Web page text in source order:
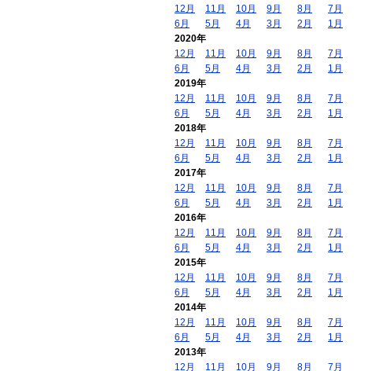
12月
11月 10月 9月 8月
7月
6月
5月 4月 3月 2月
1月
2020年
12月
11月 10月 9月 8月
7月
6月
5月 4月 3月 2月
1月
2019年
12月
11月 10月 9月 8月
7月
6月
5月 4月 3月 2月
1月
2018年
12月
11月 10月 9月 8月
7月
6月
5月 4月 3月 2月
1月
2017年
12月
11月 10月 9月 8月
7月
6月
5月 4月 3月 2月
1月
2016年
12月
11月 10月 9月 8月
7月
6月
5月 4月 3月 2月
1月
2015年
12月
11月 10月 9月 8月
7月
6月
5月 4月 3月 2月
1月
2014年
12月
11月 10月 9月 8月
7月
6月
5月 4月 3月 2月
1月
2013年
12月
11月 10月 9月 8月 7月